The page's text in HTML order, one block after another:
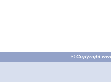
© Copyright